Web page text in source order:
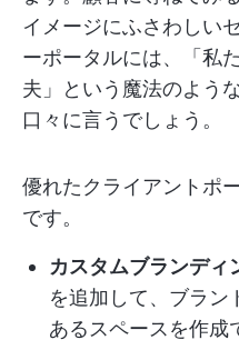
イメージにふさわしい
ーポータルには、「私
夫」という魔法のよう
口々に言うでしょう。
優れたクライアントポ
です。
カスタムブランディ
を追加して、ブラン
あるスペースを作成